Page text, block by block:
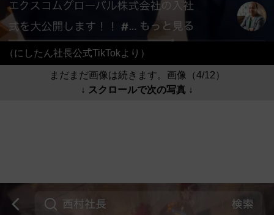
（にしたん社長公式TikTokより）
まだまだ画像は続きます。画像（4/12）
↓ スクロールで次の写真 ↓